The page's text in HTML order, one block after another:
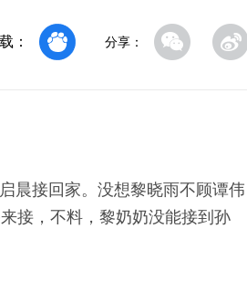
： 分享：
晨接回家。没想黎晓雨不顾谭伟
接，不料，黎奶奶没能接到孙